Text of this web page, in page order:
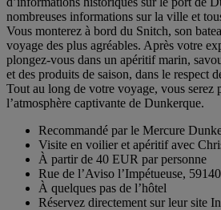
nombreuses informations sur la ville et
Vous monterez à bord du Snitch, son
voyage des plus agréables. Après votre
plongez-vous dans un apéritif marin,
et des produits de saison, dans le respect
Tout au long de votre voyage, vous serez
l’atmosphère captivante de Dunkerque.
Recommandé par le Mercure
Visite en voilier et apéritif avec
À partir de 40 EUR par personne
Rue de l’Aviso l’Impétueuse,
À quelques pas de l’hôtel
Réservez directement sur leur site